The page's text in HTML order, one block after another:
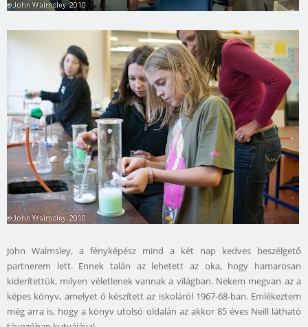
John Walmsley, a fényképész mind a két nap kedves beszélgető
partnerem lett. Ennek talán az lehetett az oka, hogy hamarosan
kiderítettük, milyen véletlenek vannak a világban. Nekem megvan az a
képes könyv, amelyet ő készített az iskoláról 1967-68-ban. Emlékeztem
még arra is, hogy a könyv utolsó oldalán az akkor 85 éves Neill látható